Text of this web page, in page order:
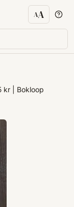
AA
kr | Bokloop